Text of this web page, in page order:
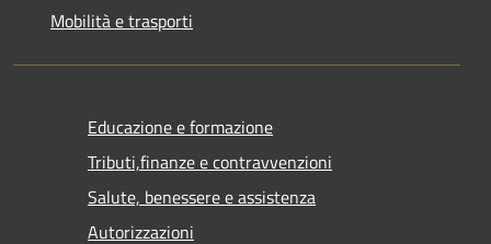
Mobilità e trasporti
Educazione e formazione
Tributi,finanze e contravvenzioni
Salute, benessere e assistenza
Autorizzazioni